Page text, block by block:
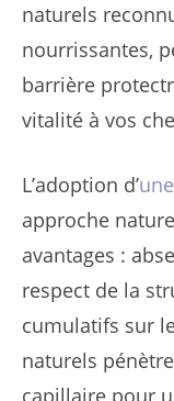
naturels
nourrissantes,
barrière
vitalité à vos
L’adoption d’
approche
avantages :
respect de la
cumulatifs sur
naturels